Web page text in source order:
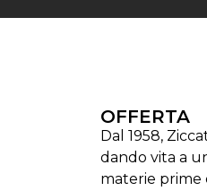
OFFERTA
Dal 1958,
dando vita a
materie prime